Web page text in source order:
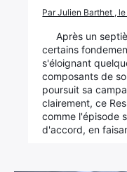
Par Julien Barthet ,
Après un
certains
s'éloignant
composants de
poursuit sa
clairement, ce
comme l'épisode
d'accord, en